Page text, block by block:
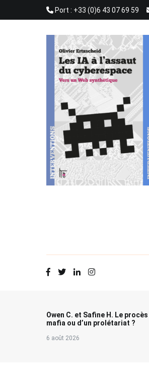
Port : +33 (0)6 43 07 69 59
Owen C. et Safine H. Le procès
mafia ou d’un prolétariat ?
6 août 2026